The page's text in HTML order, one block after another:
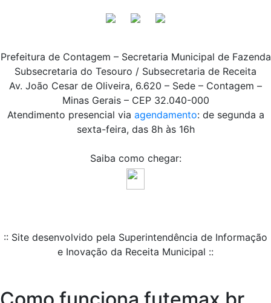
Prefeitura de Contagem – Secretaria Municipal de Fazenda
Subsecretaria do Tesouro / Subsecretaria de Receita
Av. João Cesar de Oliveira, 6.620 – Sede – Contagem –
Minas Gerais – CEP 32.040-000
Atendimento presencial via agendamento: de segunda a
sexta-feira, das 8h às 16h
Saiba como chegar:
:: Site desenvolvido pela Superintendência de Informação
e Inovação da Receita Municipal ::